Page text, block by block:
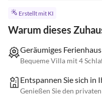
Erstellt mit KI
Warum dieses
Geräumiges
Bequeme Villa mit 4
Entspannen Sie sich in
Genießen Sie den